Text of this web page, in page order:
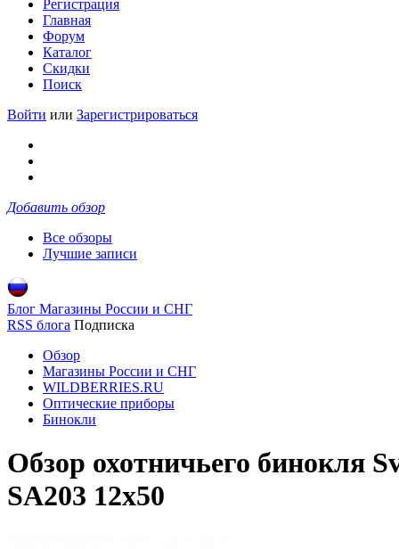
Регистрация
Главная
Форум
Каталог
Скидки
Поиск
Войти или Зарегистрироваться
Добавить обзор
Все обзоры
Лучшие записи
Блог Магазины России и СНГ
RSS блога Подписка
Обзор
Магазины России и СНГ
WILDBERRIES.RU
Оптические приборы
Бинокли
Обзор охотничьего бинокля
SA203 12x50